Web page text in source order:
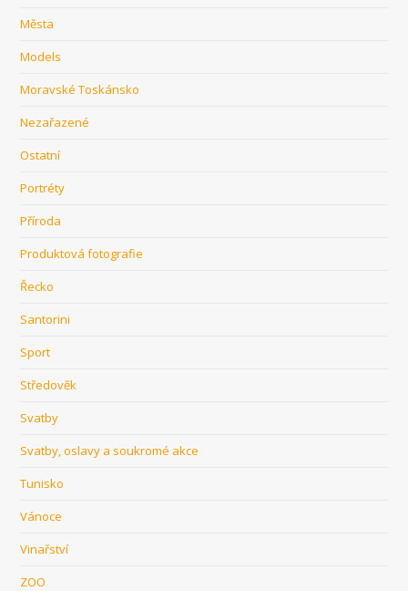
Města
Models
Moravské Toskánsko
Nezařazené
Ostatní
Portréty
Příroda
Produktová fotografie
Řecko
Santorini
Sport
Středověk
Svatby
Svatby, oslavy a soukromé akce
Tunisko
Vánoce
Vinařství
ZOO